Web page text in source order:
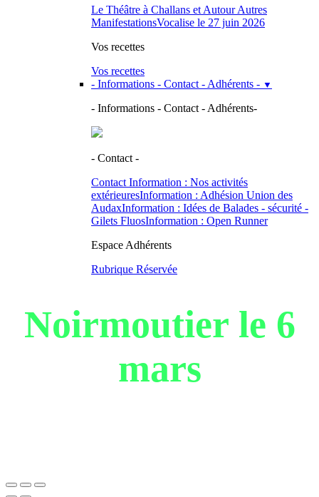
Le Théâtre à Challans et AutourAutres
ManifestationsVocalise le 27 juin 2026
Vos recettes
Vos recettes
- Informations - Contact - Adhérents - ▼
- Informations - Contact - Adhérents-
- Contact -
Contact Information : Nos activités
extérieuresInformation : Adhésion Union des
AudaxInformation : Idées de Balades - sécurité -
Gilets FluosInformation : Open Runner
Espace Adhérents
Rubrique Réservée
Noirmoutier le 6
mars